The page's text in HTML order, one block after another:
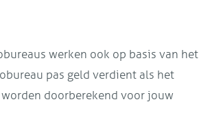
werken ook op basis van het
pas geld verdient als het
doorberekend voor jouw